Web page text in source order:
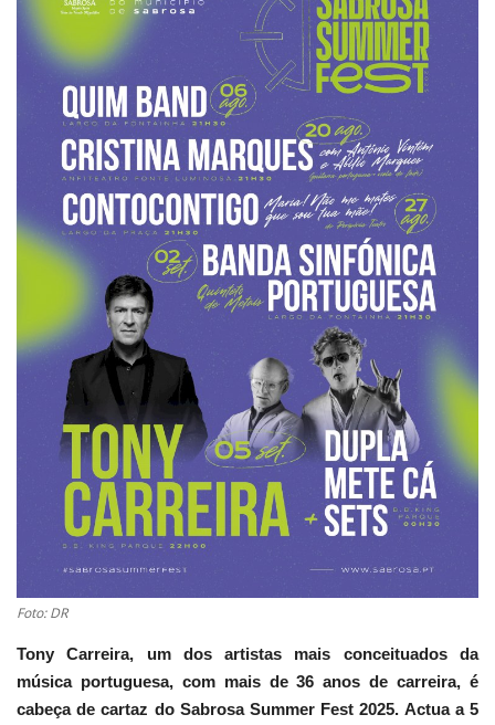
Educação
Estatuto Editorial
Ficha técnica
Cultura
Lazer
Ambiente
Foto: DR
Tony Carreira, um dos artistas mais conceituados da
música portuguesa, com mais de 36 anos de carreira, é
cabeça de cartaz do Sabrosa Summer Fest 2025. Actua a 5